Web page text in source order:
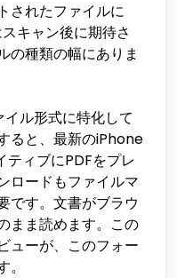
されたファイルに
キャン後に期待さ
の種類の幅にありま
ル形式に特化して
ると、最新のiPhone
ィブにPDFをプレ
ロードもファイルマ
です。文書がブラウ
まま読めます。この
ューが、このフォー